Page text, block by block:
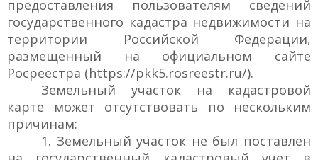
предоставления пользователям сведений
государственного кадастра недвижимости на
территории Российской Федерации,
размещенный на официальном сайте
Росреестра (https://pkk5.rosreestr.ru/).
Земельный участок на кадастровой
карте может отсутствовать по нескольким
причинам:
1. Земельный участок не был поставлен